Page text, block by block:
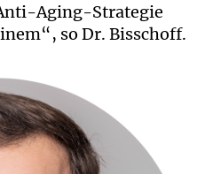
Aging-Strategie
so Dr. Bisschoff.